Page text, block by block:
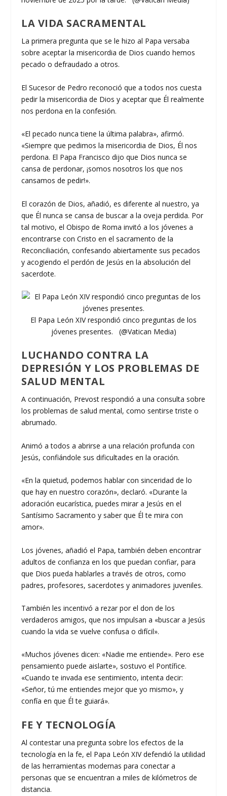
LA VIDA SACRAMENTAL
La primera pregunta que se le hizo al Papa versaba
sobre aceptar la misericordia de Dios cuando hemos
pecado o defraudado a otros.
El Sucesor de Pedro reconoció que a todos nos cuesta
pedir la misericordia de Dios y aceptar que Él realmente
nos perdona en la confesión.
«El pecado nunca tiene la última palabra», afirmó.
«Siempre que pedimos la misericordia de Dios, Él nos
perdona. El Papa Francisco dijo que Dios nunca se
cansa de perdonar, ¡somos nosotros los que nos
cansamos de pedir!».
El corazón de Dios, añadió, es diferente al nuestro, ya
que Él nunca se cansa de buscar a la oveja perdida. Por
tal motivo, el Obispo de Roma invitó a los jóvenes a
encontrarse con Cristo en el sacramento de la
Reconciliación, confesando abiertamente sus pecados
y acogiendo el perdón de Jesús en la absolución del
sacerdote.
El Papa León XIV respondió cinco preguntas de los
jóvenes presentes. (@Vatican Media)
LUCHANDO CONTRA LA
DEPRESIÓN Y LOS PROBLEMAS DE
SALUD MENTAL
A continuación, Prevost respondió a una consulta sobre
los problemas de salud mental, como sentirse triste o
abrumado.
Animó a todos a abrirse a una relación profunda con
Jesús, confiándole sus dificultades en la oración.
«En la quietud, podemos hablar con sinceridad de lo
que hay en nuestro corazón», declaró. «Durante la
adoración eucarística, puedes mirar a Jesús en el
Santísimo Sacramento y saber que Él te mira con
amor».
Los jóvenes, añadió el Papa, también deben encontrar
adultos de confianza en los que puedan confiar, para
que Dios pueda hablarles a través de otros, como
padres, profesores, sacerdotes y animadores juveniles.
También les incentivó a rezar por el don de los
verdaderos amigos, que nos impulsan a «buscar a Jesús
cuando la vida se vuelve confusa o difícil».
«Muchos jóvenes dicen: «Nadie me entiende». Pero ese
pensamiento puede aislarte», sostuvo el Pontífice.
«Cuando te invada ese sentimiento, intenta decir:
«Señor, tú me entiendes mejor que yo mismo», y
confía en que Él te guiará».
FE Y TECNOLOGÍA
Al contestar una pregunta sobre los efectos de la
tecnología en la fe, el Papa León XIV defendió la utilidad
de las herramientas modernas para conectar a
personas que se encuentran a miles de kilómetros de
distancia.